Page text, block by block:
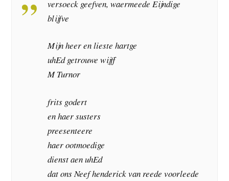
versoeck geefven, waermeede Eijndige
blijfve
Mijn heer en lieste hartge
uhEd getrouwe wijff
M Turnor
frits godert
en haer susters
preesenteere
haer ootmoedige
dienst aen uhEd
dat ons Neef henderick van reede voorleede